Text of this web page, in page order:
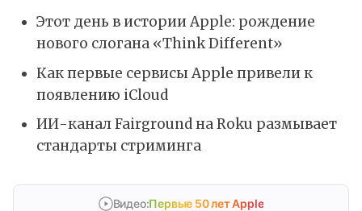
Этот день в истории Apple: рождение
нового слогана «Think Different»
Как первые сервисы Apple привели к
появлению iCloud
ИИ-канал Fairground на Roku размывает
стандарты стриминга
Видео:Первые 50 лет Apple